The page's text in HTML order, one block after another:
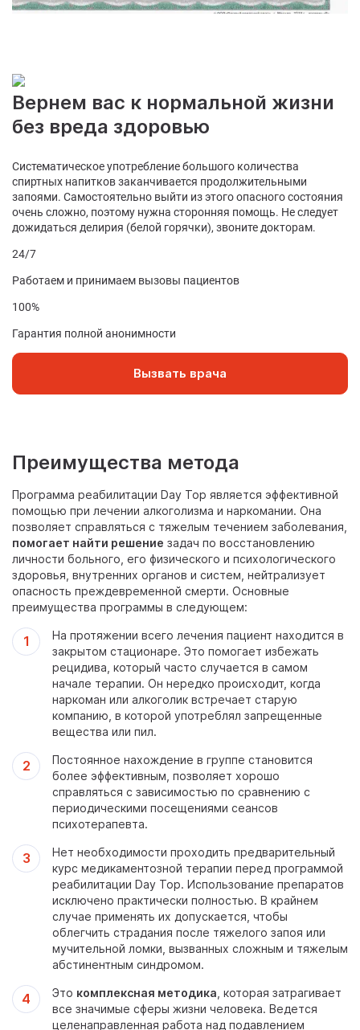
Вернем вас к нормальной жизни
без вреда здоровью
Систематическое употребление большого количества
спиртных напитков заканчивается продолжительными
запоями. Самостоятельно выйти из этого опасного состояния
очень сложно, поэтому нужна сторонняя помощь. Не следует
дожидаться делирия (белой горячки), звоните докторам.
24/7
Работаем и принимаем вызовы пациентов
100%
Гарантия полной анонимности
Вызвать врача
Преимущества метода
Программа реабилитации Day Top является эффективной
помощью при лечении алкоголизма и наркомании. Она
позволяет справляться с тяжелым течением заболевания,
помогает найти решение задач по восстановлению
личности больного, его физического и психологического
здоровья, внутренних органов и систем, нейтрализует
опасность преждевременной смерти. Основные
преимущества программы в следующем:
На протяжении всего лечения пациент находится в
закрытом стационаре. Это помогает избежать
рецидива, который часто случается в самом
начале терапии. Он нередко происходит, когда
наркоман или алкоголик встречает старую
компанию, в которой употреблял запрещенные
вещества или пил.
Постоянное нахождение в группе становится
более эффективным, позволяет хорошо
справляться с зависимостью по сравнению с
периодическими посещениями сеансов
психотерапевта.
Нет необходимости проходить предварительный
курс медикаментозной терапии перед программой
реабилитации Day Top. Использование препаратов
исключено практически полностью. В крайнем
случае применять их допускается, чтобы
облегчить страдания после тяжелого запоя или
мучительной ломки, вызванных сложным и тяжелым
абстинентным синдромом.
Это комплексная методика , которая затрагивает
все значимые сферы жизни человека. Ведется
целенаправленная работа над подавлением